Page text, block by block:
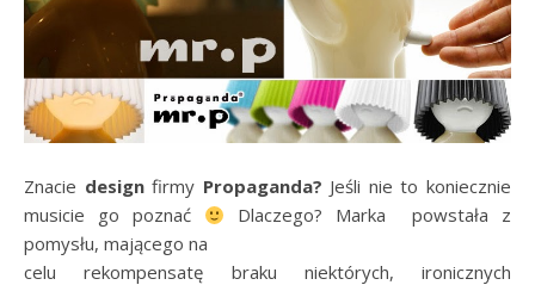
Znacie designfirmy Propaganda? Jeśli nie to koniecznie
musicie go poznać
Dlaczego? Marka powstała z
pomysłu, mającego na
celu rekompensatę braku niektórych, ironicznych